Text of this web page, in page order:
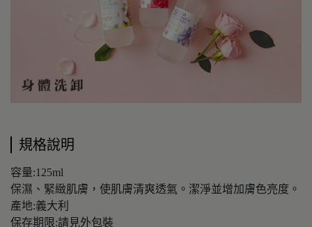
規格說明
容量:125ml
保濕、緊緻肌膚，使肌膚清爽透氣。潔淨並增加膚色亮度。
產地:義大利
保存期限:請見外包裝